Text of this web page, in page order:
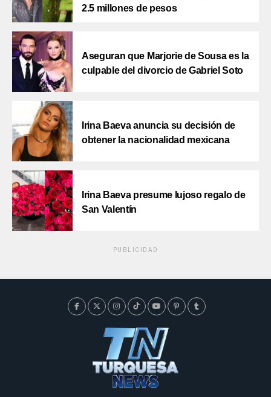
2.5 millones de pesos
Aseguran que Marjorie de Sousa es la
culpable del divorcio de Gabriel Soto
Irina Baeva anuncia su decisión de
obtener la nacionalidad mexicana
Irina Baeva presume lujoso regalo de
San Valentín
PUBLICIDAD